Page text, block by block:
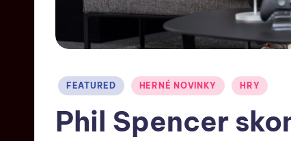
FEATURED HERNÉ NOVINKY HRY
Phil Spencer